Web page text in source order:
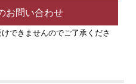
お問い合わせ
できませんのでご了承くださ